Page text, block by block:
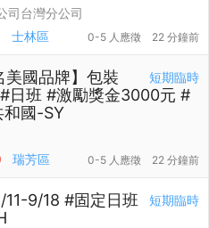
司台灣分公司
士林區 0-5 人應徵 22 分鐘前
短期臨時
國品牌】包裝
班 #激勵獎金3000元 #
和國-SY
瑞芳區 0-5 人應徵 22 分鐘前
短期臨時
9/18 #固定日班